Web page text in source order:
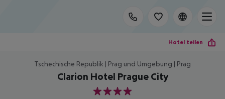
Hotel teilen
Tschechische Republik | Prag und Umgebung | Prag
Clarion Hotel Prague City
4